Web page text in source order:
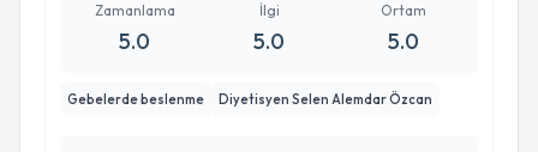
Zamanlama
5.0
İlgi
5.0
Ortam
5.0
Gebelerde beslenme Diyetisyen Selen Alemdar Özcan